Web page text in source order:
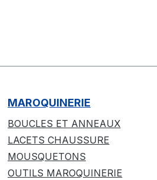
MAROQUINERIE
BOUCLES ET ANNEAUX
LACETS CHAUSSURE
MOUSQUETONS
OUTILS MAROQUINERIE